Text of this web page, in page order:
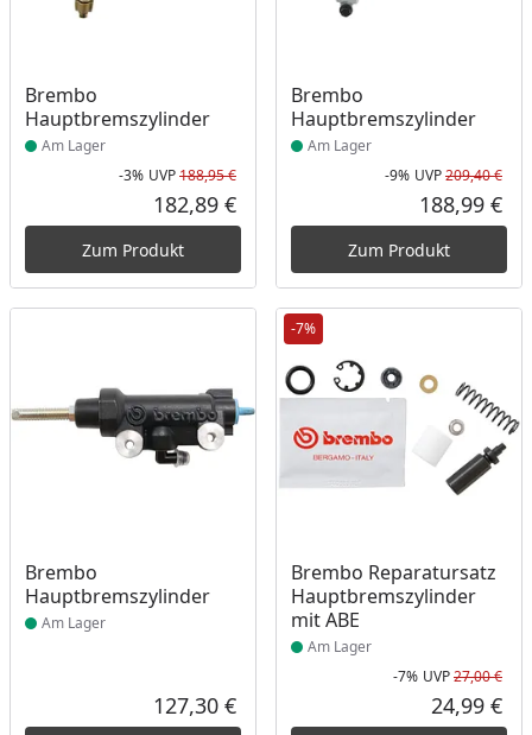
Brembo
Hauptbremszylinder
Produkt am Lager
Am Lager
Rabatt in Prozent
-3%
Ursprünglicher Preis
UVP188,95 €
Aktueller Preis
182,89 €
Zum Produkt
Brembo
Hauptbremszylinder
Produkt am Lager
Am Lager
-9% UVP209,40 €
188,99 €
Zum Produkt
Brembo
Hauptbremszylinder
Produkt am Lager
Am Lager
Aktueller Preis
127,30 €
-7%
Brembo Reparatursatz
Hauptbremszylinder
mit ABE
Produkt am Lager
Am Lager
-7% UVP27,00 €
24,99 €